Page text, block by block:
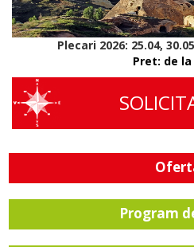
Plecari 2026: 25.04,
Pret: de la
Program